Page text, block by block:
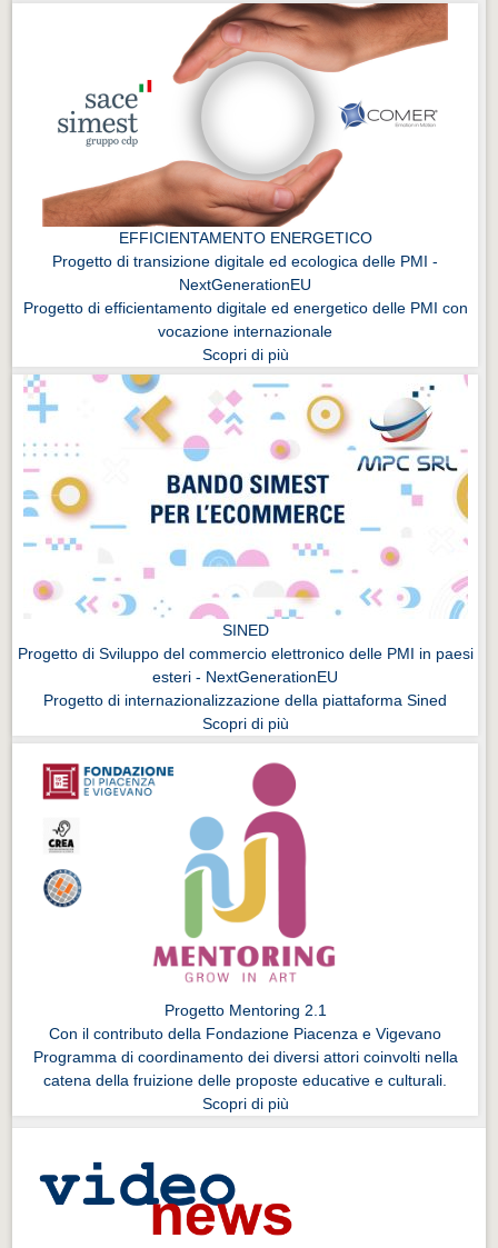
EFFICIENTAMENTO ENERGETICO
Progetto di transizione digitale ed ecologica delle PMI -
NextGenerationEU
Progetto di efficientamento digitale ed energetico delle PMI con
vocazione internazionale
Scopri di più
SINED
Progetto di Sviluppo del commercio elettronico delle PMI in paesi
esteri - NextGenerationEU
Progetto di internazionalizzazione della piattaforma Sined
Scopri di più
Progetto Mentoring 2.1
Con il contributo della Fondazione Piacenza e Vigevano
Programma di coordinamento dei diversi attori coinvolti nella
catena della fruizione delle proposte educative e culturali.
Scopri di più